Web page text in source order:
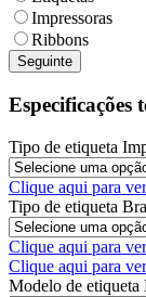
Impressoras
Ribbons
Seguinte
Especificações
Tipo de etiqueta
Clique aqui para
Tipo de etiqueta
Clique aqui para
Clique aqui para
Modelo de